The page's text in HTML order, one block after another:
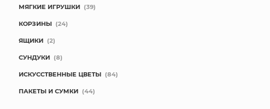
МЯГКИЕ ИГРУШКИ (39)
КОРЗИНЫ (24)
ЯЩИКИ (2)
СУНДУКИ (8)
ИСКУССТВЕННЫЕ ЦВЕТЫ (84)
ПАКЕТЫ И СУМКИ (44)